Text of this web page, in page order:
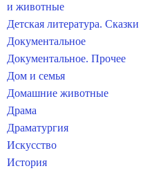
и животные
Детская литература. Сказки
Документальное
Документальное. Прочее
Дом и семья
Домашние животные
Драма
Драматургия
Искусство
История